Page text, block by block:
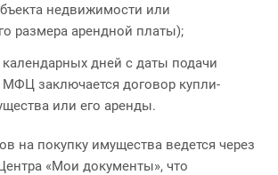
недвижимости или
размера арендной платы);
календарных дней с даты подачи
МФЦ заключается договор купли-
или его аренды.
на покупку имущества ведется через
«Мои документы», что